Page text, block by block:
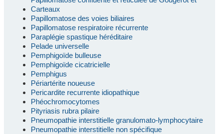
Carteaux
Papillomatose des voies biliaires
Papillomatose respiratoire récurrente
Paraplégie spastique héréditaire
Pelade universelle
Pemphigoïde bulleuse
Pemphigoïde cicatricielle
Pemphigus
Périartérite noueuse
Pericardite recurrente idiopathique
Phéochromocytomes
Pityriasis rubra pilaire
Pneumopathie interstitielle granulomato-lymphocytaire
Pneumopathie interstitielle non spécifique